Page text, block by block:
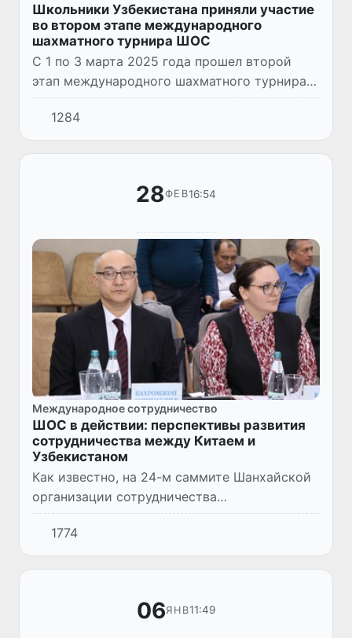
Школьники Узбекистана приняли участие
во втором этапе международного
шахматного турнира ШОС
С 1 по 3 марта 2025 года прошел второй
этап международного шахматного турнира
стран ШОС. Турнир проводился в гибридном
формате: онлайн-этап состоялся на
платформе myChess, а офлайн...
1284
28ФЕВ16:54
Международное сотрудничество
ШОС в действии: перспективы развития
сотрудничества между Китаем и
Узбекистаном
Как известно, на 24-м саммите Шанхайской
организации сотрудничества
председательство в ШОС официально
перешло от Республики Казахстан к КНР.
Позднее китайская сторона детально прои...
1774
06ЯНВ11:49